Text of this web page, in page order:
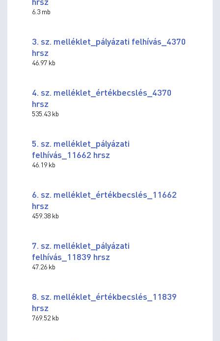
6.3 mb
3. sz. melléklet_pályázati felhívás_4370
hrsz
46.97 kb
4. sz. melléklet_értékbecslés_4370
hrsz
535.43 kb
5. sz. melléklet_pályázati
felhívás_11662 hrsz
46.19 kb
6. sz. melléklet_értékbecslés_11662
hrsz
459.38 kb
7. sz. melléklet_pályázati
felhívás_11839 hrsz
47.26 kb
8. sz. melléklet_értékbecslés_11839
hrsz
769.52 kb